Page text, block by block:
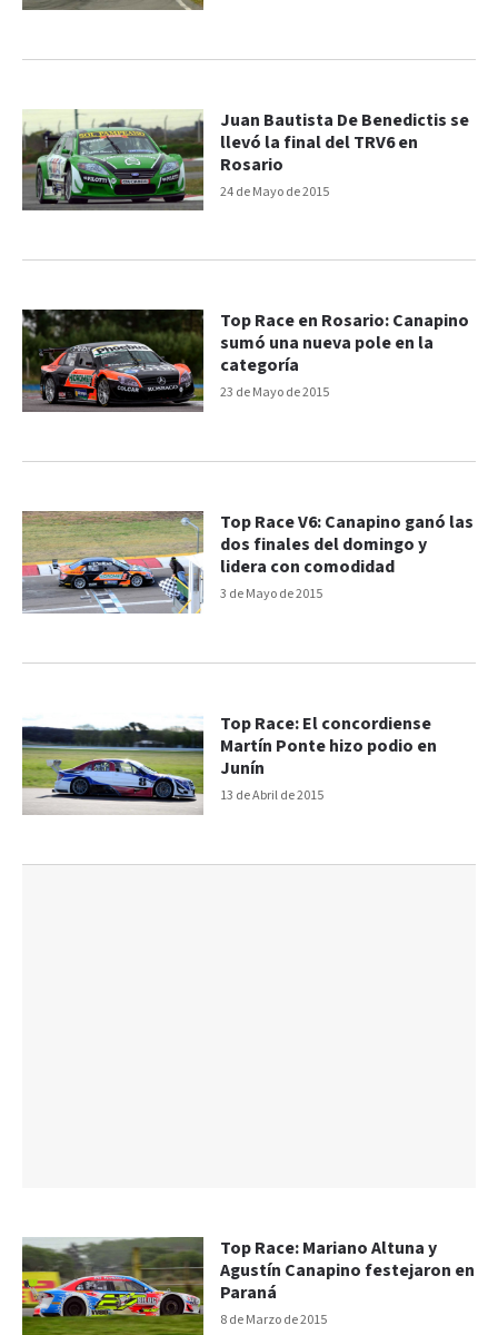
24 de Mayo de 2015
Juan Bautista De Benedictis se
llevó la final del TRV6 en
Rosario
23 de Mayo de 2015
Top Race en Rosario: Canapino
sumó una nueva pole en la
categoría
3 de Mayo de 2015
Top Race V6: Canapino ganó las
dos finales del domingo y
lidera con comodidad
13 de Abril de 2015
Top Race: El concordiense
Martín Ponte hizo podio en
Junín
8 de Marzo de 2015
Top Race: Mariano Altuna y
Agustín Canapino festejaron en
Paraná